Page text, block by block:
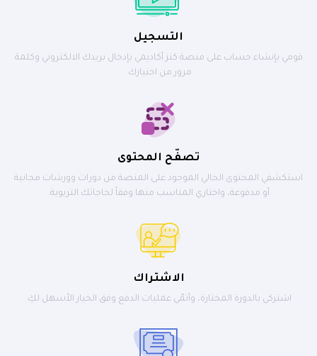
التسجيل
قومي بإنشاء حساب على منصة كنز أكاديمي بإدخال بريدك الالكتروني وكلمة
مرور من اختيارك.
تصفّح المحتوى
استكشفي المحتوى الحالي الموجود على المنصة من دورات وورشات مجانية
أو مدفوعة، واختاري المناسب منها وفقاً لحاجاتك التربوية.
الاشتراك
اشتركي بالدورة المختارة، وأتمّي عمليات الدفع وفق الخيار الأسهل لكِ.